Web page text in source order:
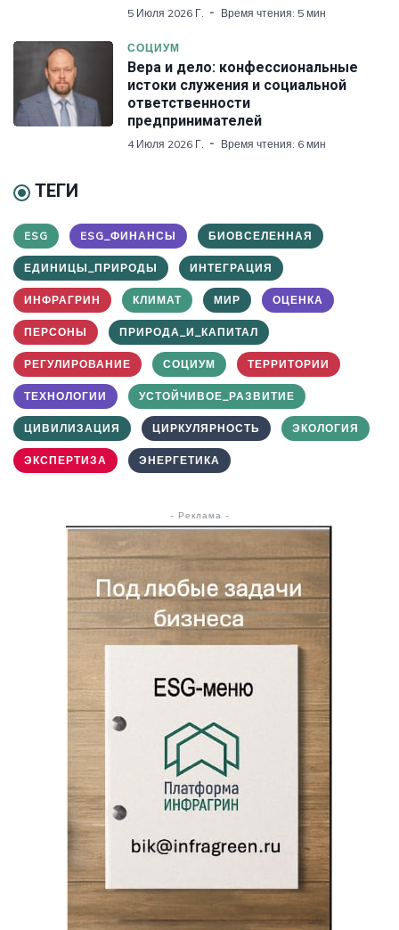
5 Июля 2026 Г. Время чтения: 5 мин
СОЦИУМ
Вера и дело: конфессиональные
истоки служения и социальной
ответственности
предпринимателей
4 Июля 2026 Г. Время чтения: 6 мин
ТЕГИ
ESG ESG_ФИНАНСЫ БИОВСЕЛЕННАЯ
ЕДИНИЦЫ_ПРИРОДЫ ИНТЕГРАЦИЯ
ИНФРАГРИН КЛИМАТ МИР ОЦЕНКА
ПЕРСОНЫ ПРИРОДА_И_КАПИТАЛ
РЕГУЛИРОВАНИЕ СОЦИУМ ТЕРРИТОРИИ
ТЕХНОЛОГИИ УСТОЙЧИВОЕ_РАЗВИТИЕ
ЦИВИЛИЗАЦИЯ ЦИРКУЛЯРНОСТЬ ЭКОЛОГИЯ
ЭКСПЕРТИЗА ЭНЕРГЕТИКА
- Реклама -